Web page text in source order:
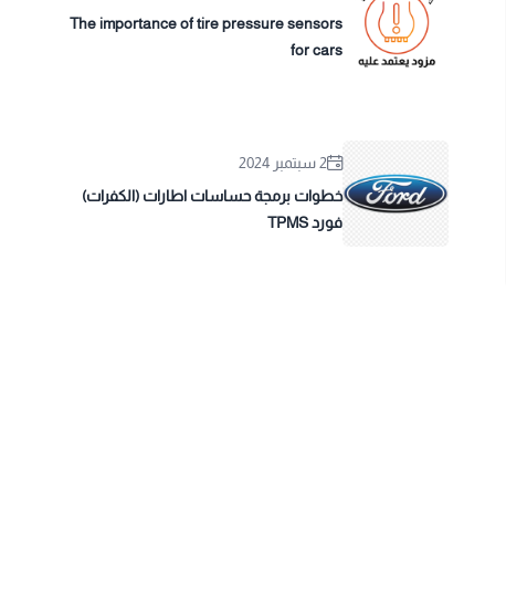
The importance of tire pressure sensors
for cars
2 سبتمبر 2024
خطوات برمجة حساسات اطارات (الكفرات)
فورد TPMS